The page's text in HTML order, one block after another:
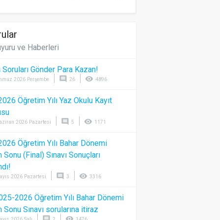
ve Haberleri
Soruları Gönder Para Kazan!
2026 Perşembe comment 26 visibility 4896
Öğretim Yılı Yaz Okulu Kayıt
2026 Pazartesi comment 5 visibility 1171
Öğretim Yılı Bahar Dönemi
Sonu (Final) Sınavı Sonuçları
2026 Pazartesi comment 3 visibility 3316
2026 Öğretim Yılı Bahar Dönemi
Sonu Sınavı sorularına itiraz